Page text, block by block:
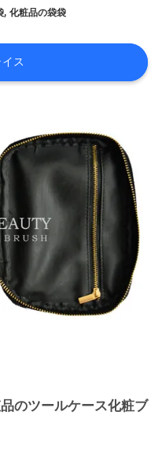
,化粧品の袋袋
ス
のツールケース化粧ブ